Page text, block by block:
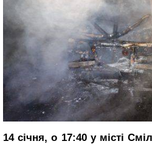
14 січня, о 17:40 у місті